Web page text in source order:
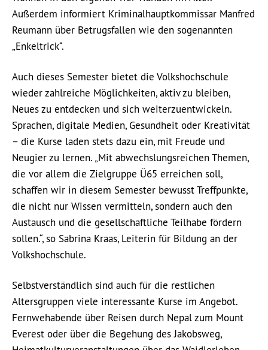
Außerdem informiert Kriminalhauptkommissar Manfred
Reumann über Betrugsfallen wie den sogenannten
„Enkeltrick“.
Auch dieses Semester bietet die Volkshochschule
wieder zahlreiche Möglichkeiten, aktiv zu bleiben,
Neues zu entdecken und sich weiterzuentwickeln.
Sprachen, digitale Medien, Gesundheit oder Kreativität
– die Kurse laden stets dazu ein, mit Freude und
Neugier zu lernen. „Mit abwechslungsreichen Themen,
die vor allem die Zielgruppe Ü65 erreichen soll,
schaffen wir in diesem Semester bewusst Treffpunkte,
die nicht nur Wissen vermitteln, sondern auch den
Austausch und die gesellschaftliche Teilhabe fördern
sollen.“, so Sabrina Kraas, Leiterin für Bildung an der
Volkshochschule.
Selbstverständlich sind auch für die restlichen
Altersgruppen viele interessante Kurse im Angebot.
Fernwehabende über Reisen durch Nepal zum Mount
Everest oder über die Begehung des Jakobsweg,